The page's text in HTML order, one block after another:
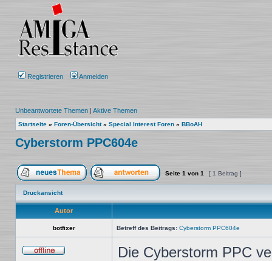
Registrieren Anmelden
Unbeantwortete Themen | Aktive Themen
Startseite » Foren-Übersicht» Special Interest Foren » BBoAH
Cyberstorm PPC604e
Ein neues Thema erstellenAuf das Thema antworten
Seite 1 von 1 [ 1 Beitrag ]
Druckansicht
Autor
botfixer Betreff des Beitrags: Cyberstorm PPC604e
Die Cyberstorm PPC